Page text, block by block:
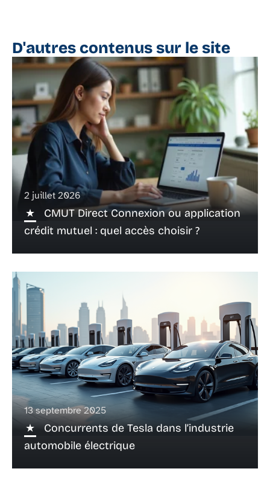
D'autres contenus sur le site
2 juillet 2026
CMUT Direct Connexion ou application
crédit mutuel : quel accès choisir ?
13 septembre 2025
Concurrents de Tesla dans l’industrie
automobile électrique